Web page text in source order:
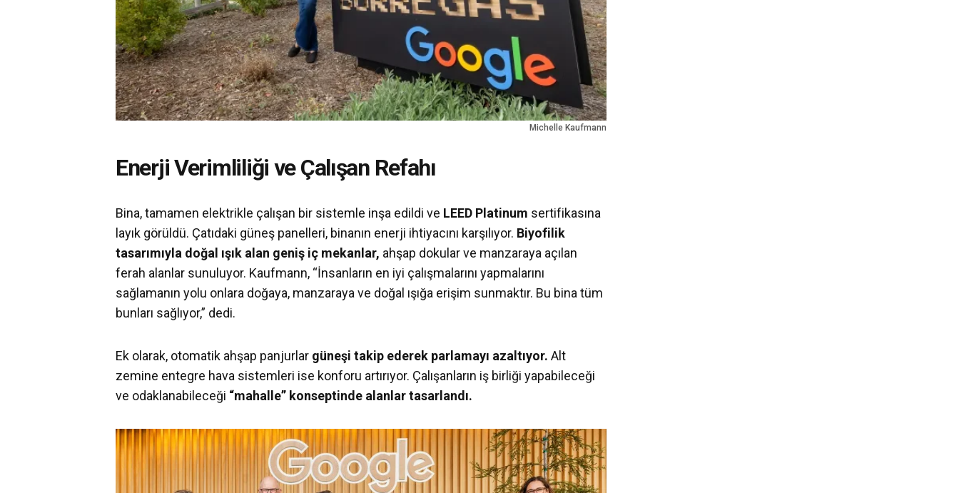
Michelle Kaufmann
Enerji Verimliliği ve Çalışan Refahı
Bina, tamamen elektrikle çalışan bir sistemle inşa edildi ve LEED Platinum sertifikasına
layık görüldü. Çatıdaki güneş panelleri, binanın enerji ihtiyacını karşılıyor. Biyofilik
tasarımıyla doğal ışık alan geniş iç mekanlar, ahşap dokular ve manzaraya açılan
ferah alanlar sunuluyor. Kaufmann, “İnsanların en iyi çalışmalarını yapmalarını
sağlamanın yolu onlara doğaya, manzaraya ve doğal ışığa erişim sunmaktır. Bu bina tüm
bunları sağlıyor,” dedi.
Ek olarak, otomatik ahşap panjurlar güneşi takip ederek parlamayı azaltıyor. Alt
zemine entegre hava sistemleri ise konforu artırıyor. Çalışanların iş birliği yapabileceği
ve odaklanabileceği “mahalle” konseptinde alanlar tasarlandı.